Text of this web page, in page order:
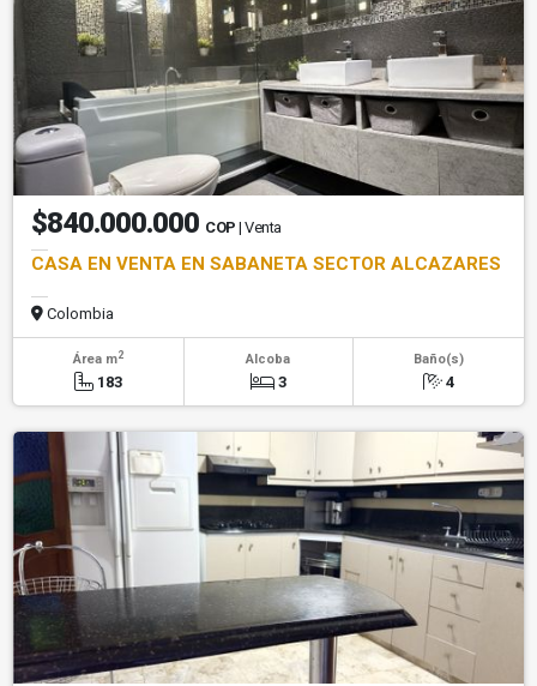
$840.000.000 COP | Venta
CASA EN VENTA EN SABANETA SECTOR ALCAZARES
Colombia
Área m2
183
Alcoba
3
Baño(s)
4